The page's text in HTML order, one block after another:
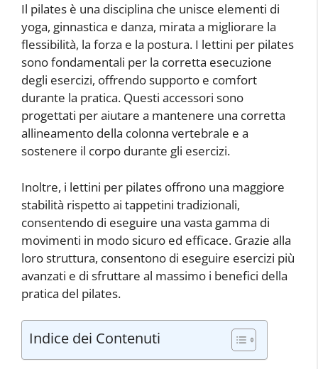
Il pilates è una disciplina che unisce elementi di
yoga, ginnastica e danza, mirata a migliorare la
flessibilità, la forza e la postura. I lettini per pilates
sono fondamentali per la corretta esecuzione
degli esercizi, offrendo supporto e comfort
durante la pratica. Questi accessori sono
progettati per aiutare a mantenere una corretta
allineamento della colonna vertebrale e a
sostenere il corpo durante gli esercizi.
Inoltre, i lettini per pilates offrono una maggiore
stabilità rispetto ai tappetini tradizionali,
consentendo di eseguire una vasta gamma di
movimenti in modo sicuro ed efficace. Grazie alla
loro struttura, consentono di eseguire esercizi più
avanzati e di sfruttare al massimo i benefici della
pratica del pilates.
Indice dei Contenuti